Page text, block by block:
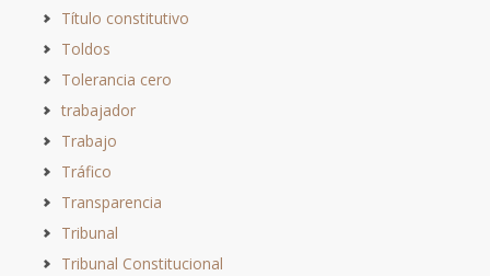
Título constitutivo
Toldos
Tolerancia cero
trabajador
Trabajo
Tráfico
Transparencia
Tribunal
Tribunal Constitucional